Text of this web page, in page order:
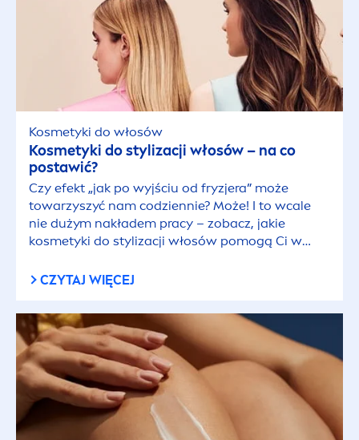
Kosmetyki do włosów
Kosmetyki do stylizacji włosów – na co
postawić?
Czy efekt „jak po wyjściu od fryzjera” może
towarzyszyć nam codziennie? Może! I to wcale
nie dużym nakładem pracy – zobacz, jakie
kosmetyki do stylizacji włosów pomogą Ci w
CZYTAJ WIĘCEJ